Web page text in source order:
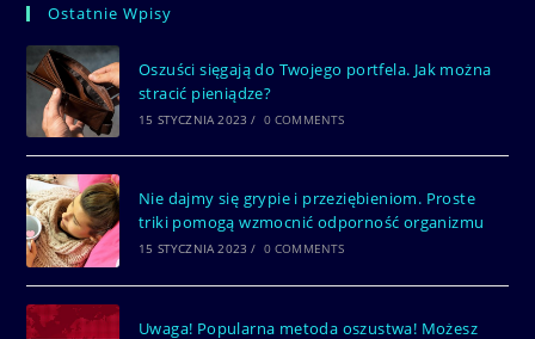
Ostatnie Wpisy
Oszuści sięgają do Twojego portfela. Jak można
stracić pieniądze?
15 STYCZNIA 2023 / 0 COMMENTS
Nie dajmy się grypie i przeziębieniom. Proste
triki pomogą wzmocnić odporność organizmu
15 STYCZNIA 2023 / 0 COMMENTS
Uwaga! Popularna metoda oszustwa! Możesz